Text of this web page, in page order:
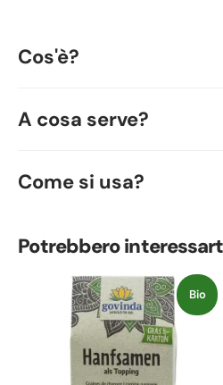
Cos'è?
A cosa serve?
Come si usa?
Potrebbero
Bio